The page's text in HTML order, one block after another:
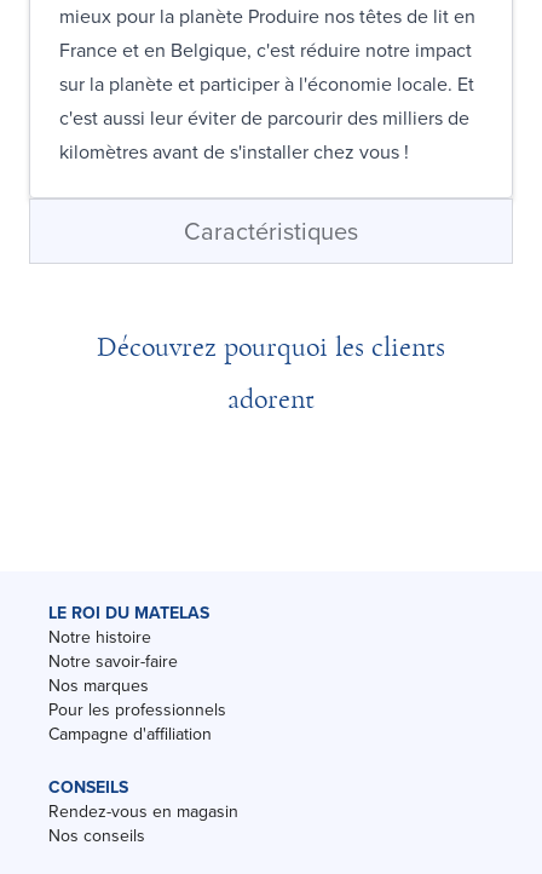
mieux pour la planète Produire nos têtes de lit en
France et en Belgique, c'est réduire notre impact
sur la planète et participer à l'économie locale. Et
c'est aussi leur éviter de parcourir des milliers de
kilomètres avant de s'installer chez vous !
Caractéristiques
Découvrez pourquoi les clients
adorent
LE ROI DU MATELAS
Notre histoire
Notre savoir-faire
Nos marques
Pour les professionnels
Campagne d'affiliation
CONSEILS
Rendez-vous en magasin
Nos conseils